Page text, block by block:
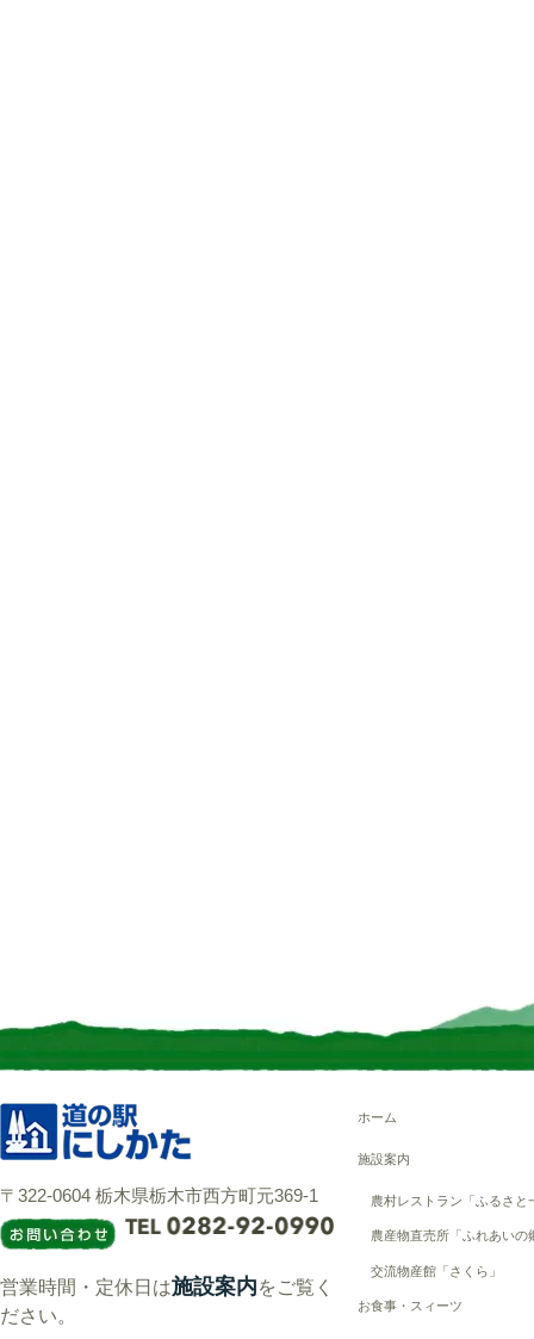
〒322-0604 栃木県栃木市西方町元369-1
営業時間・定休日は施設案内をご覧く
ださい。
ホーム
施設案内
農村レストラン「ふるさと
農産物直売所「ふれあいの
交流物産館「さくら」
お食事・スィーツ